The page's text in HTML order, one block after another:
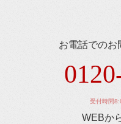
お電話でのお
受付時間
WEBか